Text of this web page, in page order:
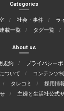
Categories
社会・事件 ラ
連載一覧 タグ一覧
About us
規約
プライバシーポ
ついて
コンテンツ
タレコミ 採用情
主婦と生活社公式